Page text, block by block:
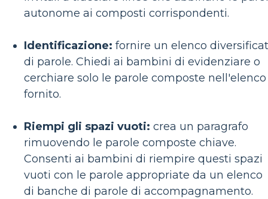
autonome ai composti corrispondenti.
Identificazione: fornire un elenco
di parole. Chiedi ai bambini di evidenziare o
cerchiare solo le parole composte nell'elenco
fornito.
Riempi gli spazi vuoti: crea un paragrafo
rimuovendo le parole composte chiave.
Consenti ai bambini di riempire questi spazi
vuoti con le parole appropriate da un elenco
di banche di parole di accompagnamento.